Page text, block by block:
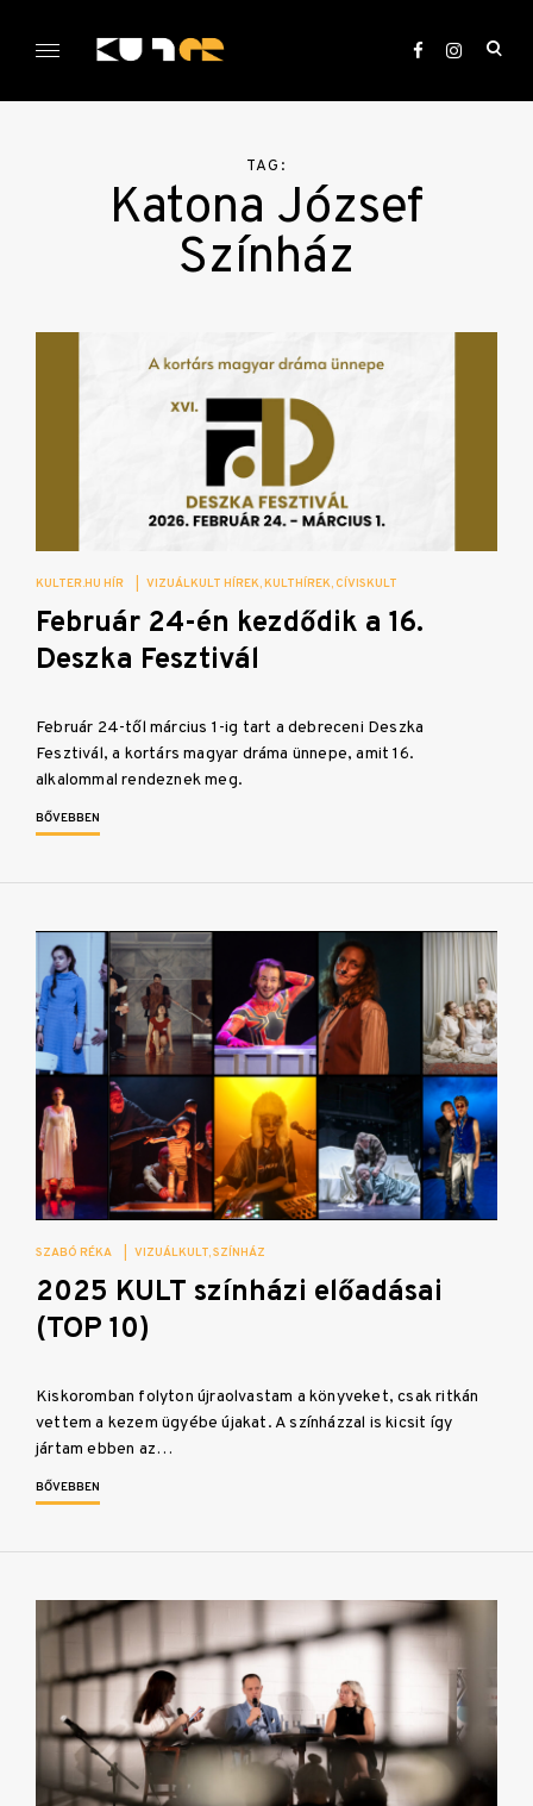
KULTer.hu
TAG:
Katona József
Színház
KULTER.HU HÍR VIZUÁLKULT HÍREK KULTHÍREK CÍVISKULT
Február 24-én kezdődik a 16.
Deszka Fesztivál
Február 24-től március 1-ig tart a debreceni Deszka
Fesztivál, a kortárs magyar dráma ünnepe, amit 16.
alkalommal rendeznek meg.
BŐVEBBEN
SZABÓ RÉKA VIZUÁLKULT SZÍNHÁZ
2025 KULT színházi előadásai
(TOP 10)
Kiskoromban folyton újraolvastam a könyveket, csak ritkán
vettem a kezem ügyébe újakat. A színházzal is kicsit így
jártam ebben az…
BŐVEBBEN